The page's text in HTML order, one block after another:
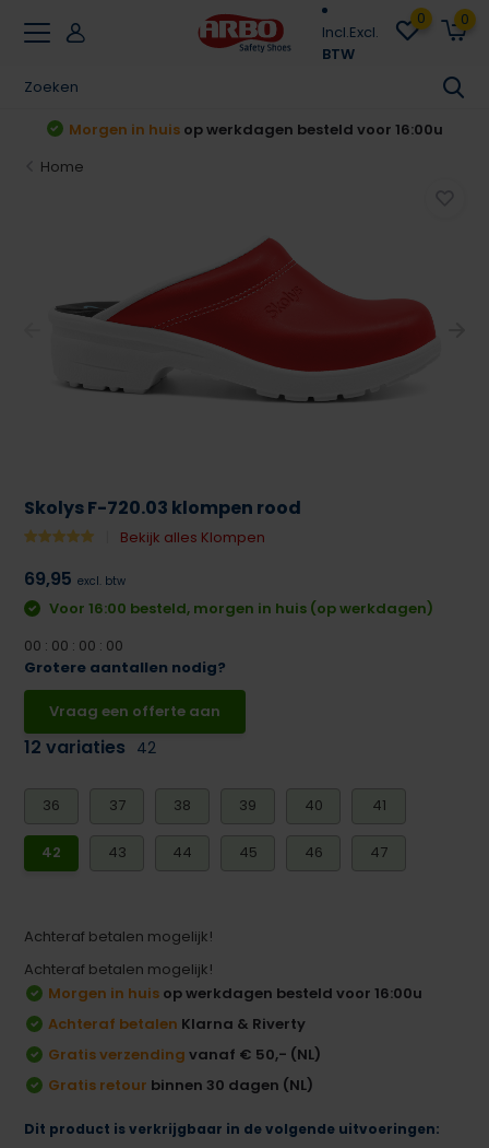
Incl.Excl.
BTW
0 0
Achteraf betalenKlarna & Riverty
Home
Skolys F-720.03 klompen rood
Bekijk alles Klompen
69,95 excl. btw
Voor 16:00 besteld, morgen in huis (op werkdagen)
00 : 00 : 00 : 00
Grotere aantallen nodig?
Vraag een offerte aan
12 variaties 42
36 37 38 39 40 41
42 43 44 45 46 47
Achteraf betalen mogelijk!
Achteraf betalen mogelijk!
Morgen in huis op werkdagen besteld voor 16:00u
Achteraf betalen Klarna & Riverty
Gratis verzending vanaf € 50,- (NL)
Gratis retour binnen 30 dagen (NL)
Dit product is verkrijgbaar in de volgende uitvoeringen: